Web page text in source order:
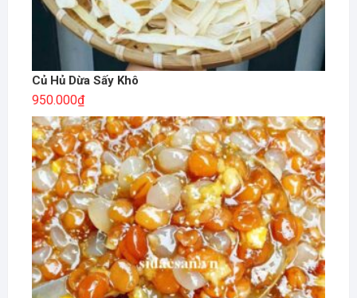
Củ Hủ Dừa Sấy Khô
950.000₫